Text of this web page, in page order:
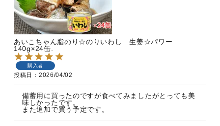
あいこちゃん脂のり☆のりいわし 生姜☆パワー
140g×24缶.
購入者
投稿日 2026/04/02
備蓄用に買ったのですが食べてみましたがとっても美
味しかったです。